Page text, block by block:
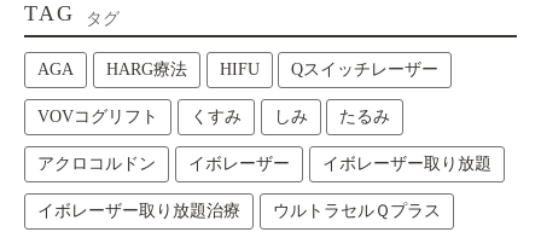
TAG タグ
AGA HARG療法 HIFU Qスイッチレーザー
VOVコグリフト くすみ しみ たるみ
アクロコルドン イボレーザー イボレーザー取り放題
イボレーザー取り放題治療 ウルトラセルＱプラス